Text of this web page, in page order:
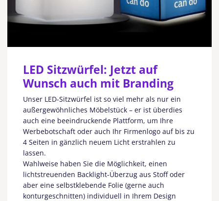
LED Sitzwürfel: Jetzt auf
Wunsch auch mit Branding
Unser LED-Sitzwürfel ist so viel mehr als nur ein
außergewöhnliches Möbelstück – er ist überdies
auch eine beeindruckende Plattform, um Ihre
Werbebotschaft oder auch Ihr Firmenlogo auf bis zu
4 Seiten in gänzlich neuem Licht erstrahlen zu
lassen.
Wahlweise haben Sie die Möglichkeit, einen
lichtstreuenden Backlight-Überzug aus Stoff oder
aber eine selbstklebende Folie (gerne auch
konturgeschnitten) individuell in Ihrem Design